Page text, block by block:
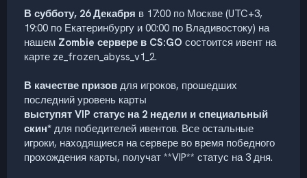
В субботу, 26 Декабря в 17:00 по Москве (UTC+3,
19:00 по Екатеринбургу и 00:00 по Владивостоку) на
нашем Zombie сервере в CS:GO состоится ивент на
карте ze_frozen_abyss_v1_2.
В качестве призов для игроков, прошедших
последний уровень карты
выступят VIP статус на 2 недели и специальный
скин* для победителей ивентов. Все остальные
игроки, находящиеся на сервере во время победного
прохождения карты, получат **VIP** статус на 3 дня.